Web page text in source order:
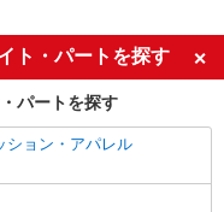
宮/1380000223-013
）
円（経験・能力等に
〜54,165円）含む※
15 JR中央線 阿佐ヶ谷
（40代～）活躍中
OK
険あり
ト・パートを探す
パートを探す
ション・アパレル